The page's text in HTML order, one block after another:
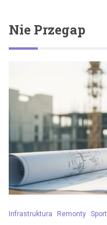
Nie Przegap
Infrastruktura Remonty Sport